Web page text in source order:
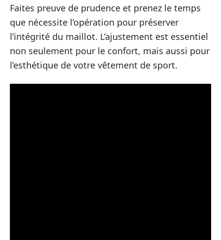
Faites preuve de prudence et prenez le temps
que nécessite l’opération pour préserver
l’intégrité du maillot. L’ajustement est essentiel
non seulement pour le confort, mais aussi pour
l’esthétique de votre vêtement de sport.